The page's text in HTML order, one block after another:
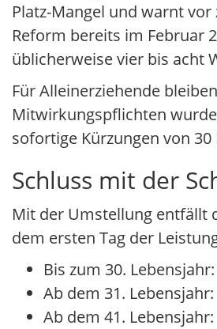
Platz-Mangel und warnt
Reform bereits im Februar
üblicherweise vier bis acht
Für Alleinerziehende
Mitwirkungspflichten
sofortige Kürzungen von
Schluss mit der
Mit der Umstellung entfällt
dem ersten Tag der
Bis zum 30.
Ab dem 31.
Ab dem 41.